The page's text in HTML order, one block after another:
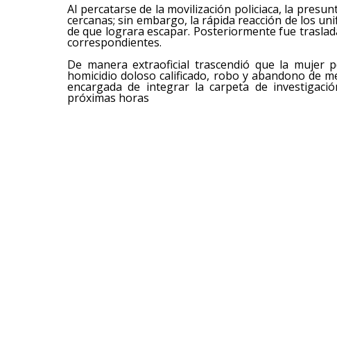
Al percatarse de la movilización policiaca, la
cercanas; sin embargo, la rápida reacción de los
de que lograra escapar. Posteriormente fue
correspondientes.
De manera extraoficial trascendió que la mujer
homicidio doloso calificado, robo y abandono de
encargada de integrar la carpeta de
próximas horas